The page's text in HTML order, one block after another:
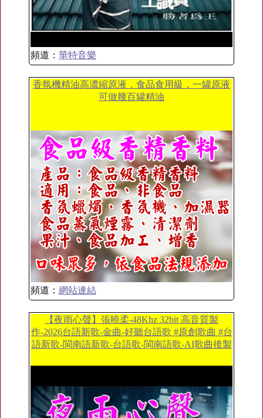
頻道： 華特音樂
香氛機精油高濃縮原液，食品食用級，一罐原液
可做幾百罐精油
頻道： 網站連結
【夜雨心聲】張曉柔-48Khz 32bit 高音質製
作-2026台語新歌-金曲-好聽台語歌 #原創歌曲 #台
語新歌-閩南語新歌-台語歌-閩南語歌-AI歌曲後製